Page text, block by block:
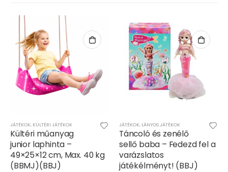
JÁTÉKOK, KÜLTÉRI JÁTÉKOK
Kültéri műanyag
junior laphinta –
49×25×12 cm, Max. 40 kg
(BBMJ)(BBJ)
JÁTÉKOK, LÁNYOS JÁTÉKOK
Táncoló és zenélő
sellő baba – Fedezd fel a
varázslatos
játékélményt! (BBJ)